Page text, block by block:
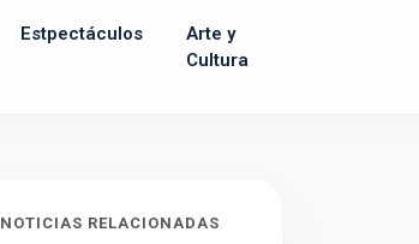
Estpectáculos
Arte y
Cultura
NOTICIAS RELACIONADAS